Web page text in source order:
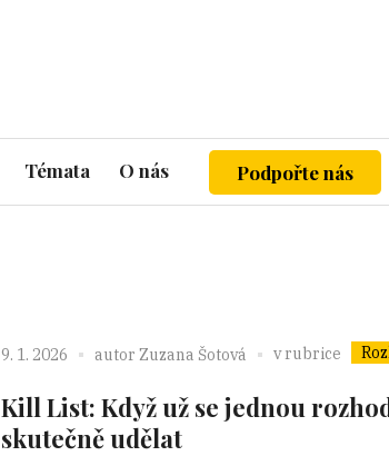
Témata O nás Podpořte nás
9. 1. 2026 autor Zuzana Šotová v rubrice
Kill List: Když už se jednou
skutečně udělat